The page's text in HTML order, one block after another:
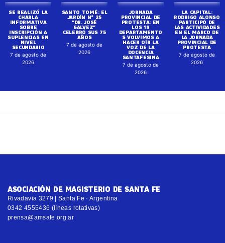
SE REALIZÓ LA
CHARLA
INFORMATIVA
SOBRE
INSCRIPCIÓN A
SUPLENCIAS EN
NIVEL
SECUNDARIO
7 de agosto de
2026
SANTO TOMÉ: EL
JARDÍN N° 25
“DR. JOSÉ
GALVEZ”
CELEBRÓ SUS 75
AÑOS
7 de agosto de
2026
JORNADA
PROVINCIAL DE
PROTESTA: EN
LOS 19
DEPARTAMENTO
S VOLVIMOS A
HACER OÍR LA
VOZ DE LA
DOCENCIA
SANTAFESINA
7 de agosto de
2026
LA CAPITAL:
RODRIGO ALONSO
PARTICIPÓ DE
LAS ACTIVIDADES
EN EL MARCO DE
LA JORNADA
PROVINCIAL DE
PROTESTA
7 de agosto de
2026
ASOCIACIÓN DE MAGISTERIO DE SANTA FE
Rivadavia 3279 | Santa Fe · Argentina
0342 4555436 (líneas rotativas)
prensa@amsafe.org.ar